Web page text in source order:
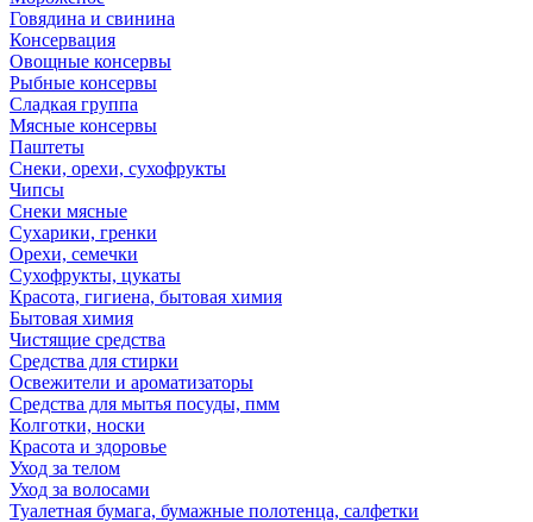
Говядина и свинина
Консервация
Овощные консервы
Рыбные консервы
Сладкая группа
Мясные консервы
Паштеты
Снеки, орехи, сухофрукты
Чипсы
Снеки мясные
Сухарики, гренки
Орехи, семечки
Сухофрукты, цукаты
Красота, гигиена, бытовая химия
Бытовая химия
Чистящие средства
Средства для стирки
Освежители и ароматизаторы
Средства для мытья посуды, пмм
Колготки, носки
Красота и здоровье
Уход за телом
Уход за волосами
Туалетная бумага, бумажные полотенца, салфетки